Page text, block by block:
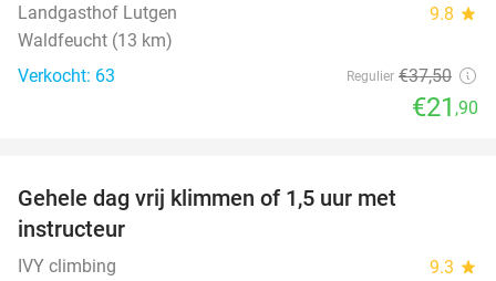
Landgasthof Lutgen 9.8 star
Waldfeucht (13 km)
Verkocht: 63
Regulier €37,50
€21 ,90
Gehele dag vrij klimmen of 1,5 uur met
instructeur
IVY climbing 9.3 star